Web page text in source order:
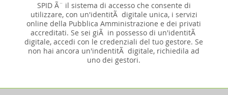
SPID Ã¨ il sistema di accesso che consente di
utilizzare, con un'identitÃ digitale unica, i servizi
online della Pubblica Amministrazione e dei privati
accreditati. Se sei giÃ in possesso di un'identitÃ
digitale, accedi con le credenziali del tuo gestore. Se
non hai ancora un'indentitÃ digitale, richiedila ad
uno dei gestori.